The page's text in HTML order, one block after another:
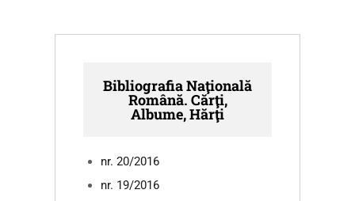
Bibliografia Naţională
Română. Cărţi,
Albume, Hărţi
nr. 20/2016
nr. 19/2016